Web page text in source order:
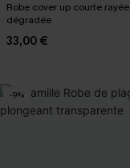
Robe cover up courte rayée
dégradée
33,00 €
-9%